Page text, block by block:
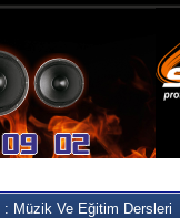
: Müzik Ve Eğitim Dersleri